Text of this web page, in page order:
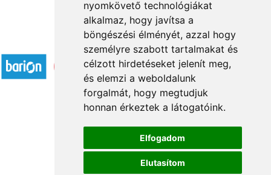
nyomkövető technológiákat
alkalmaz, hogy javítsa a
böngészési élményét, azzal hogy
személyre szabott tartalmakat és
célzott hirdetéseket jelenít meg,
és elemzi a weboldalunk
forgalmát, hogy megtudjuk
honnan érkeztek a látogatóink.
Elfogadom
Elutasítom
Elfogadott fizetési módok
Á.SZ.F.
Impresszum
Adatkezelési tájékoztató